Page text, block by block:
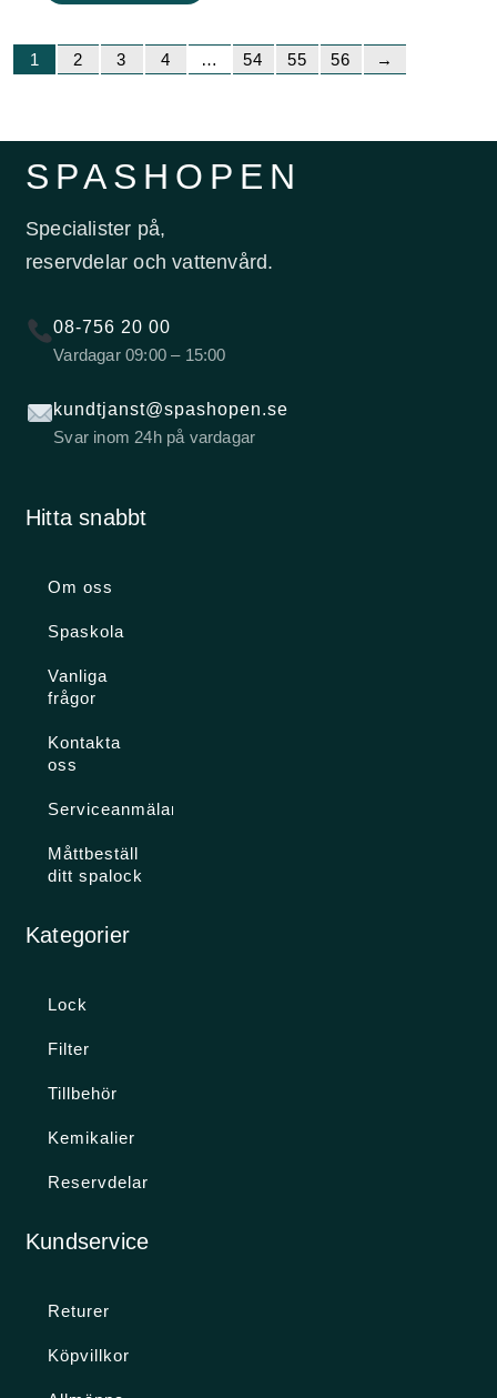
1 2 3 4 … 54 55 56 →
SPASHOPEN
Specialister på,
reservdelar och vattenvård.
08-756 20 00
Vardagar 09:00 – 15:00
kundtjanst@spashopen.se
Svar inom 24h på vardagar
Hitta snabbt
Om oss
Spaskola
Vanliga
frågor
Kontakta
oss
Serviceanmälan
Måttbeställ
ditt spalock
Kategorier
Lock
Filter
Tillbehör
Kemikalier
Reservdelar
Kundservice
Returer
Köpvillkor